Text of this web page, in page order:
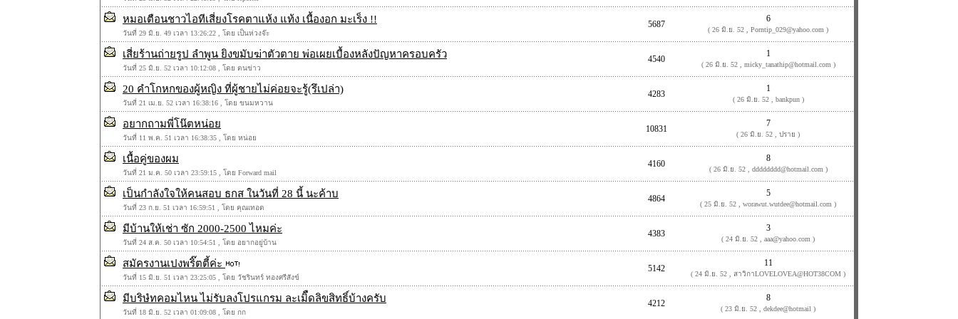
หมอเตือนชาวไอทีเสี่ยงโรคตาแห้ง แท้ง เนื้องอก มะเร็ง !!
วันที่ 29 มิ.ย. 49 เวลา 13:26:22 , โดย เป็นห่วงจ๊ะ
5687
6
( 26 มิ.ย. 52 , Porntip_029@yahoo.com )
เสี่ยร้านถ่ายรูป ลำพูน ยิงขมับฆ่าตัวตาย พ่อเผยเบื้องหลังปัญหาครอบครัว
วันที่ 25 มิ.ย. 52 เวลา 10:12:08 , โดย ตนข่าว
4540
1
( 26 มิ.ย. 52 , micky_tanathip@hotmail.com )
20 คำโกหกของผู้หญิง ที่ผู้ชายไม่ค่อยจะรู้(รึเปล่า)
วันที่ 21 เม.ย. 52 เวลา 16:38:16 , โดย ขนมหวาน
4283
1
( 26 มิ.ย. 52 , bankpun )
อยากถามพี่โน๊ตหน่อย
วันที่ 11 พ.ค. 51 เวลา 16:38:35 , โดย หน่อย
10831
7
( 26 มิ.ย. 52 , ปราย )
เนื้อคู่ของผม
วันที่ 21 ม.ค. 50 เวลา 23:59:15 , โดย Forward mail
4160
8
( 26 มิ.ย. 52 , dddddddd@hotmail.com )
เป็นกำลังใจให้คนสอบ ธกส ในวันที่ 28 นี้ นะค้าบ
วันที่ 23 ก.ย. 51 เวลา 16:59:51 , โดย คุณเทอด
4864
5
( 25 มิ.ย. 52 , worawut.wutdee@hotmail.com )
มีบ้านให้เช่า ซัก 2000-2500 ไหมค่ะ
วันที่ 24 ส.ค. 50 เวลา 10:54:51 , โดย อยากอยู่บ้าน
4383
3
( 24 มิ.ย. 52 , aaa@yahoo.com )
สมัครงานเปงพริ๊ตตี้ค่ะ
วันที่ 15 มิ.ย. 51 เวลา 23:25:05 , โดย วัชรินทร์ ทองศรีสังข์
5142
11
( 24 มิ.ย. 52 , สาวิกาLOVELOVEA@HOT38COM )
มีบริษํทคอมไหน ไม่รับลงโปรแกรม ละเมิืดลิขสิทธิ์บ้างครับ
วันที่ 18 มิ.ย. 52 เวลา 01:09:08 , โดย กก
4212
8
( 23 มิ.ย. 52 , dekdee@hotmail )